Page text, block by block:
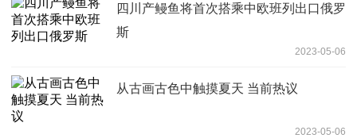
四川产鳗鱼将首次搭乘中欧班列出口俄罗
斯
2023-05-06
从古画古色中触摸夏天 当前热议
2023-05-06